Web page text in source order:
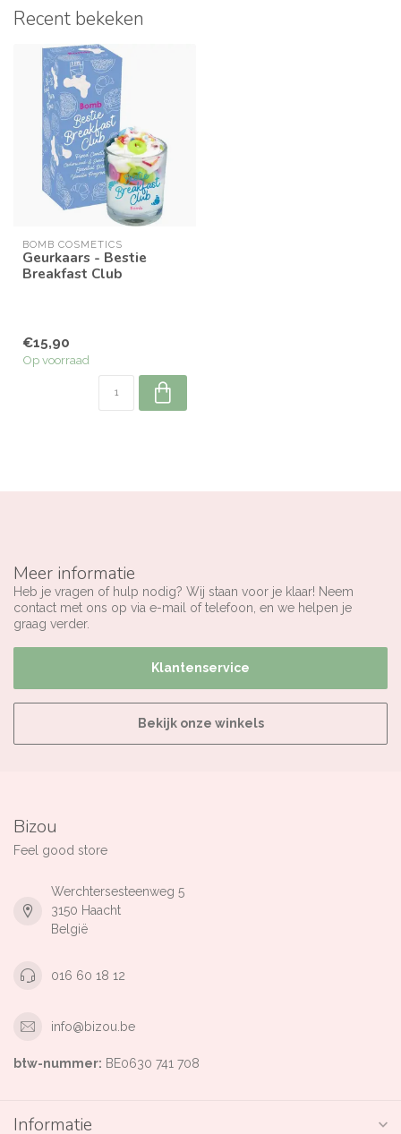
Recent bekeken
BOMB COSMETICS
Geurkaars - Bestie
Breakfast Club
€15,90
Op voorraad
Meer informatie
Heb je vragen of hulp nodig? Wij staan voor je klaar! Neem
contact met ons op via e-mail of telefoon, en we helpen je
graag verder.
Klantenservice
Bekijk onze winkels
Bizou
Feel good store
Werchtersesteenweg 5
3150 Haacht
België
016 60 18 12
info@bizou.be
btw-nummer: BE0630 741 708
Informatie